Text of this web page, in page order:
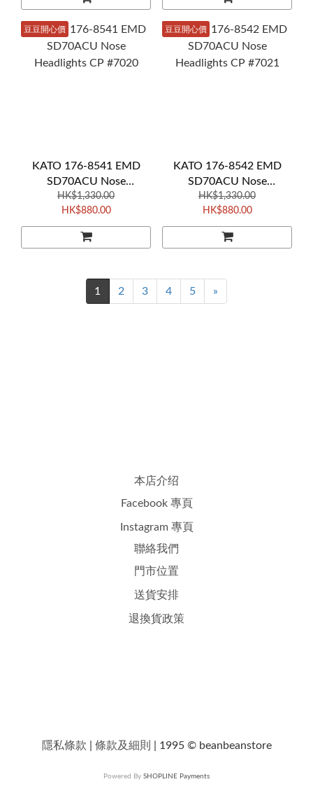
豆豆開心價
KATO 176-8541 EMD
SD70ACU Nose
Headlights CP #7020
HK$1,330.00
HK$880.00
豆豆開心價
KATO 176-8542 EMD
SD70ACU Nose
Headlights CP #7021
HK$1,330.00
HK$880.00
1 2 3 4 5 »
本店介绍
Facebook 專頁
Instagram 專頁
聯絡我們
門市位置
送貨安排
退換貨政策
隱私條款 條款及細則 | 1995 © beanbeanstore
Powered By SHOPLINE Payments